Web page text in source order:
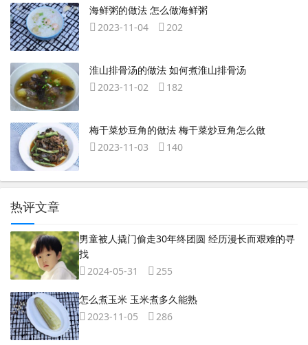
海鲜粥的做法 怎么做海鲜粥
2023-11-04
202
淮山排骨汤的做法 如何煮淮山排骨汤
2023-11-02
182
梅干菜炒豆角的做法 梅干菜炒豆角怎么做
2023-11-03
140
热评文章
男童被人撬门偷走30年终团圆 经历漫长而艰难的寻
找
2024-05-31
255
怎么煮玉米 玉米煮多久能熟
2023-11-05
286